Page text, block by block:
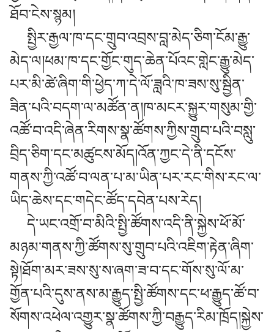
ཐོབ་ངེས་སྙམ།
སྤྱིར་རྒྱལ་ཁ་དང་གྲུབ་འབྲས་བླ་མེད་ཅིག་ངོམ་རྒྱུ་
མེད་ལ།ཕམ་ཁ་དང་གྱོང་གུད་ཆེན་པོའང་གླེང་རྒྱུ་མེད་
པར་མི་ཚེ་ཞིག་གི་ཕྱེད་ཀ་དེ་ལོ་ཟླའི་ཁ་ཟས་སུ་སྦྱིན་
ཟིན་པའི་བདག་ལ་མཚོན་ན།ཁ་མངར་སྐྱུར་གསུམ་གྱི་
འཚོ་བ་འདི་ཞེན་རིགས་སྣ་ཚོགས་ཀྱིས་གྲུབ་པའི་བསླུ་
བྲིད་ཅིག་དང་མཚུངས་མོད།འོན་ཀྱང་དེ་ནི་དངོས་
གནས་ཀྱི་འཚོ་བ་ལན་པ་མ་ཡིན་པར་རང་གིས་རང་ལ་
ཡིད་ཆེས་དང་གདེང་ཚོད་དབེན་པས་རེད།
དེ་ཡང་འགྲོ་བ་མིའི་སྤྱི་ཚོགས་འདི་ནི་སྐྱེས་ཕོ་མོ་
མཉམ་གནས་ཀྱི་ཚོགས་སུ་གྲུབ་པའི་འཇིག་རྟེན་ཞིག་
སྟེ།ཐོག་མར་ཟས་སུ་ས་ཞག་ཟ་བ་དང་གོས་སུ་ལོ་མ་
གྱོན་པའི་དུས་ནས་མ་རྒྱུད་སྤྱི་ཚོགས་དང་ཕ་རྒྱུད་ཚོ་བ་
སོགས་འཕེལ་འགྱུར་སྣ་ཚོགས་ཀྱི་བརྒྱུད་རིམ་ཁྲོད།སྐྱེས་